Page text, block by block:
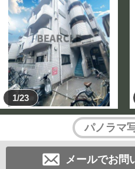
1/23
パノラマ
メールでお問